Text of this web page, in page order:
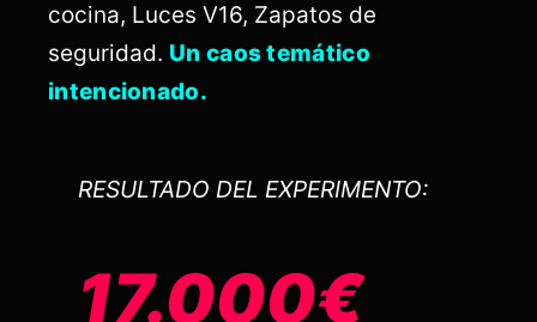
cocina, Luces V16, Zapatos de
seguridad. Un caos temático
intencionado.
RESULTADO DEL EXPERIMENTO:
17.000€